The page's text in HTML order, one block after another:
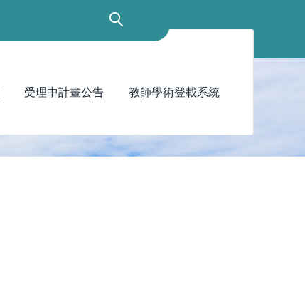
受理中計畫公告 教師學術登載系統